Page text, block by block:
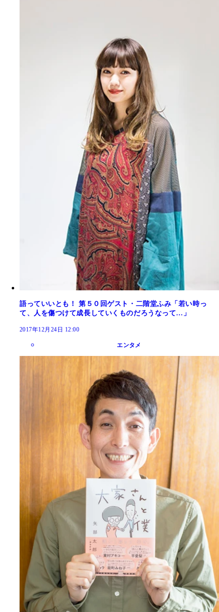
語っていいとも！ 第５０回ゲスト・二階堂ふみ「若い時っ
て、人を傷つけて成長していくものだろうなって…」
2017年12月24日 12:00
エンタメ